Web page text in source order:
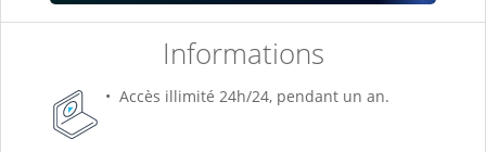
Informations
Accès illimité 24h/24, pendant un an.